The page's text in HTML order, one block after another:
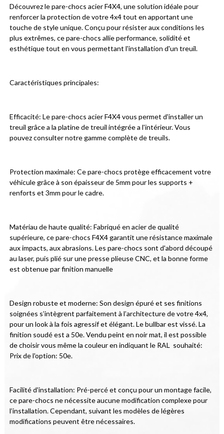
Découvrez le pare-chocs acier F4X4, une solution idéale pour
renforcer la protection de votre 4x4 tout en apportant une
touche de style unique. Conçu pour résister aux conditions les
plus extrêmes, ce pare-chocs allie performance, solidité et
esthétique tout en vous permettant l'installation d'un treuil.
Caractéristiques principales:
Efficacité: Le pare-chocs acier F4X4 vous permet d'installer un
treuil grâce a la platine de treuil intégrée a l'intérieur. Vous
pouvez consulter notre gamme complète de treuils.
Protection maximale: Ce pare-chocs protège efficacement votre
véhicule grâce à son épaisseur de 5mm pour les supports +
renforts et 3mm pour le cadre.
Matériau de haute qualité: Fabriqué en acier de qualité
supérieure, ce pare-chocs F4X4 garantit une résistance maximale
aux impacts, aux abrasions. Les pare-chocs sont d'abord découpé
au laser, puis plié sur une presse plieuse CNC, et la bonne forme
est obtenue par finition manuelle
Design robuste et moderne: Son design épuré et ses finitions
soignées s’intègrent parfaitement à l’architecture de votre 4x4,
pour un look à la fois agressif et élégant. Le bullbar est vissé. La
finition soudé est a 50e. Vendu peint en noir mat, il est possible
de choisir vous même la couleur en indiquant le RAL  souhaité:
Prix de l'option: 50e.
Facilité d'installation: Pré-percé et conçu pour un montage facile,
ce pare-chocs ne nécessite aucune modification complexe pour
l’installation. Cependant, suivant les modèles de légères
modifications peuvent être nécessaires.